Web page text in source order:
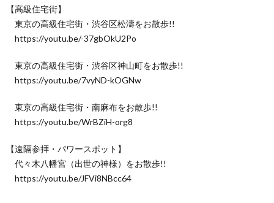
【高級住宅街】
東京の高級住宅街・渋谷区松濤をお散歩!!
https://youtu.be/-37gbOkU2Po
東京の高級住宅街・渋谷区神山町をお散歩!!
https://youtu.be/7vyND-kOGNw
東京の高級住宅街・南麻布をお散歩!!
https://youtu.be/WrBZiH-org8
【遠隔参拝・パワースポット】
代々木八幡宮（出世の神様）をお散歩!!
https://youtu.be/JFVi8NBcc64